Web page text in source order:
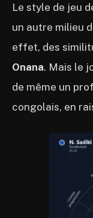
Le style de jeu
un autre milieu
effet, des
Onana. Mais le
de même un
congolais, en